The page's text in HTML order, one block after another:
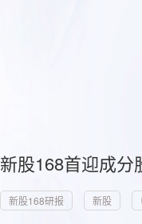
新股168首迎成
新股168研报 新股